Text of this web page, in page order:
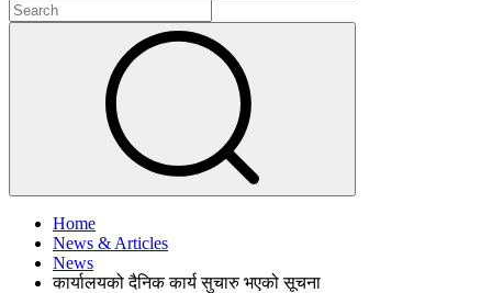
Home
News & Articles
News
कार्यालयको दैनिक कार्य सुचारु भएको सूचना